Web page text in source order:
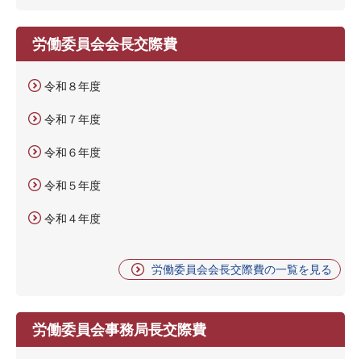
労働委員会会長交際費
令和８年度
令和７年度
令和６年度
令和５年度
令和４年度
労働委員会会長交際費の一覧を見る
労働委員会事務局長交際費